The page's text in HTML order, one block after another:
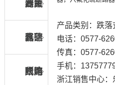
器
开关
六氟
化硫
断路
高压
真空
断路
避雷
器、
限流
跌落
式熔
户内
产品类别：跌落
电话：0577-
传真：0577-
手机：
浙江销售中心